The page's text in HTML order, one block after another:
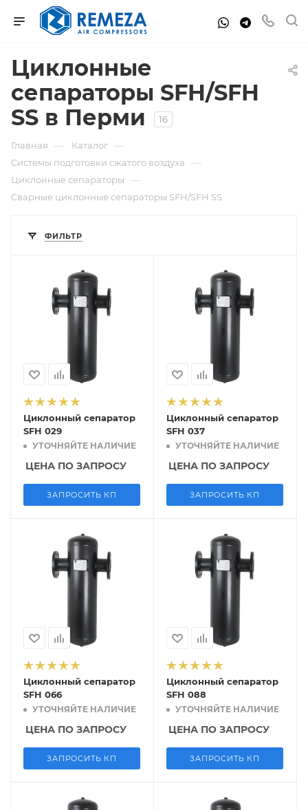
Циклонные
сепараторы SFH/SFH
SS в Перми
16
Главная — Каталог —
Системы подготовки сжатого воздуха —
Циклонные сепараторы —
Сварные циклонные сепараторы SFH/SFH SS
ФИЛЬТР
Циклонный сепаратор
SFH 029
УТОЧНЯЙТЕ НАЛИЧИЕ
ЦЕНА ПО ЗАПРОСУ
ЗАПРОСИТЬ КП
Циклонный сепаратор
SFH 037
УТОЧНЯЙТЕ НАЛИЧИЕ
ЦЕНА ПО ЗАПРОСУ
ЗАПРОСИТЬ КП
Циклонный сепаратор
SFH 066
УТОЧНЯЙТЕ НАЛИЧИЕ
ЦЕНА ПО ЗАПРОСУ
ЗАПРОСИТЬ КП
Циклонный сепаратор
SFH 088
УТОЧНЯЙТЕ НАЛИЧИЕ
ЦЕНА ПО ЗАПРОСУ
ЗАПРОСИТЬ КП